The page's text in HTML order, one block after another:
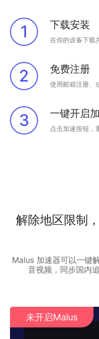
1 下载安装
在你的设备下载
2 免费注册
使用邮箱注册、
3 一键开启
点击加速按钮，
解除地区限制
Malus 加速器可以一键
音视频，同步国内
未开启Malus